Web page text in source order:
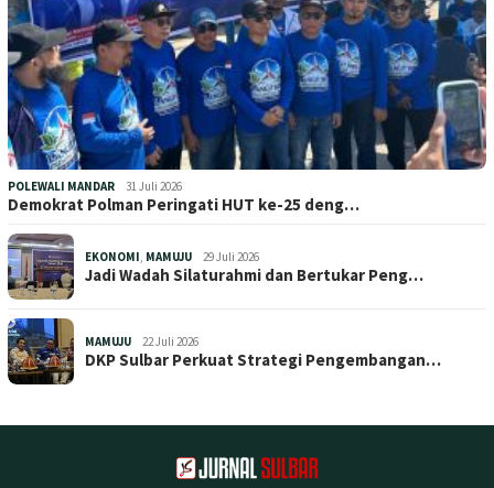
POLEWALI MANDAR 31 Juli 2026
Demokrat Polman Peringati HUT ke-25 deng…
EKONOMI, MAMUJU 29 Juli 2026
Jadi Wadah Silaturahmi dan Bertukar Peng…
MAMUJU 22 Juli 2026
DKP Sulbar Perkuat Strategi Pengembangan…